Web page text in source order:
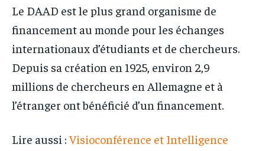
Le DAAD est le plus grand organisme de
financement au monde pour les échanges
internationaux d’étudiants et de chercheurs.
Depuis sa création en 1925, environ 2,9
millions de chercheurs en Allemagne et à
l’étranger ont bénéficié d’un financement.
Lire aussi :Visioconférence et Intelligence